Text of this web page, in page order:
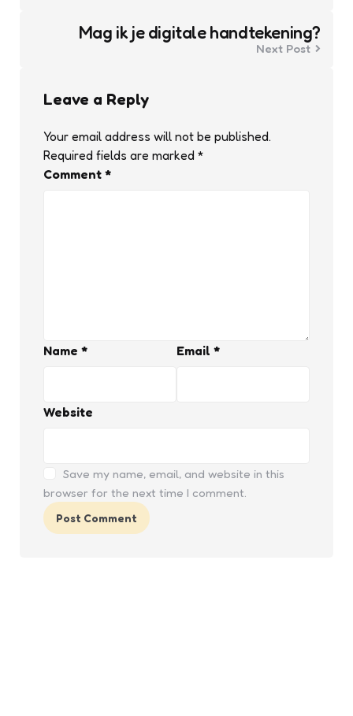
Mag ik je digitale handtekening?
Next Post
Leave a Reply
Your email address will not be published.
Required fields are marked *
Comment *
Name * Email *
Website
Save my name, email, and website in this
browser for the next time I comment.